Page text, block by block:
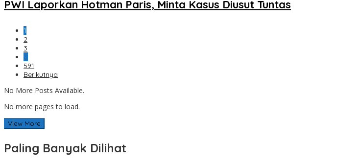
PWI Laporkan Hotman Paris, Minta Kasus Diusut Tuntas
1
2
3
591
Berikutnya
No More Posts Available.
No more pages to load.
View More
Paling Banyak Dilihat